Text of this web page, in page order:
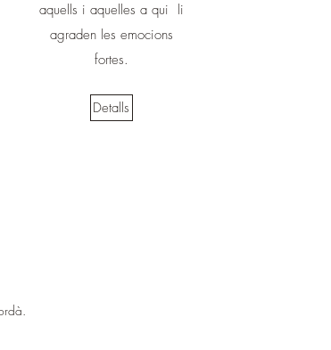
aquells i aquelles a qui li
agraden les emocions
fortes.
Detalls